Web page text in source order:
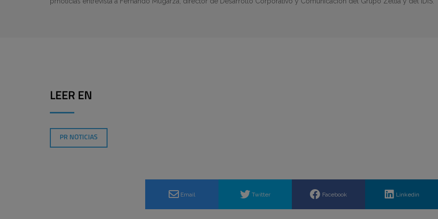
LEER EN
PR NOTICIAS
Email Twitter Facebook Linkedin